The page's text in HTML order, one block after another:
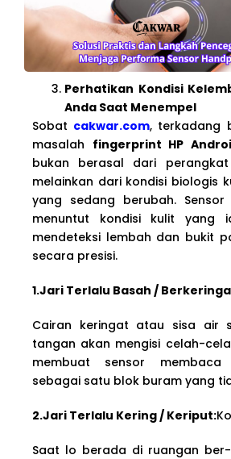
Perhatikan Kondisi
Anda Saat Menempel
Sobat cakwar.com, terkadang
masalah fingerprint HP
bukan berasal dari
melainkan dari kondisi biologis
yang sedang berubah.
menuntut kondisi kulit yang
mendeteksi lembah dan bukit
secara presisi.
1.Jari Terlalu Basah /
Cairan keringat atau sisa air
tangan akan mengisi celah-
membuat sensor
sebagai satu blok buram yang
2.Jari Terlalu Kering / Keriput:
Saat lo berada di ruangan